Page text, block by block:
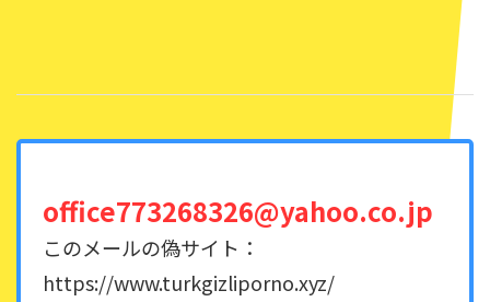
office773268326@yahoo.co.jp
このメールの偽サイト：
https://www.turkgizliporno.xyz/